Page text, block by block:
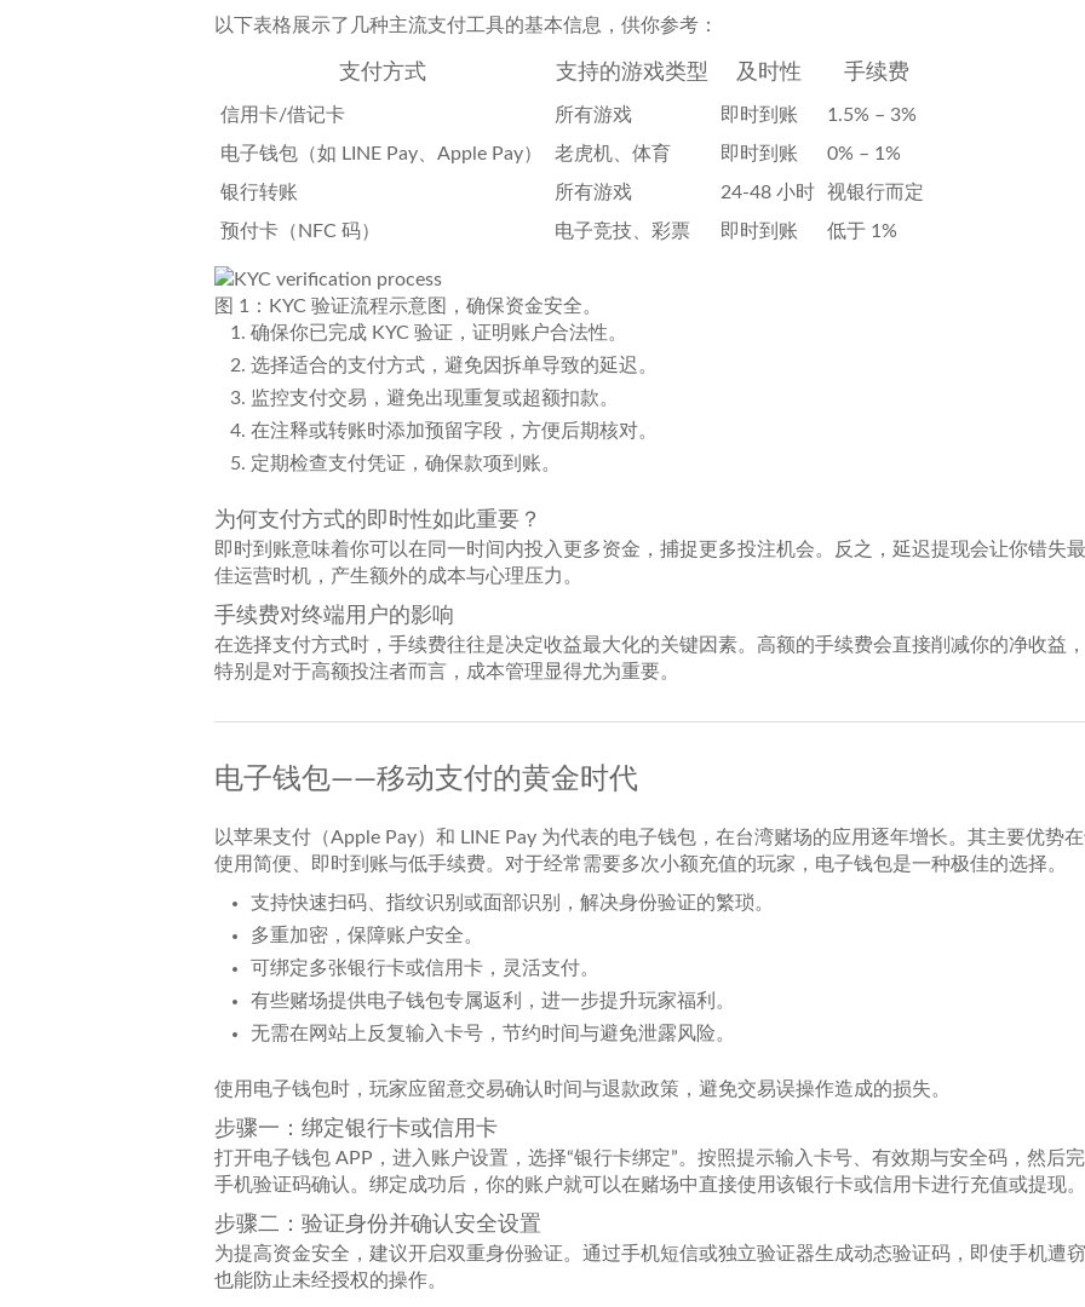
以下表格展示了几种主流支付工具的基本信息，供你参考：
支付方式 支持的游戏类型 及时性 手续费
信用卡/借记卡 所有游戏 即时到账
1.5% – 3%
电子钱包（如 LINE Pay、Apple Pay）
老虎机、体育 即时到账
0% – 1%
银行转账
所有游戏 24-48 小时
视银行而定
预付卡（NFC 码）
电子竞技、彩票 即时到账 低于 1%
图 1：KYC 验证流程示意图，确保资金安全。
确保你已完成 KYC 验证，证明账户合法性。
选择适合的支付方式，避免因拆单导致的延迟。
监控支付交易，避免出现重复或超额扣款。
在注释或转账时添加预留字段，方便后期核对。
定期检查支付凭证，确保款项到账。
为何支付方式的即时性如此重要？
即时到账意味着你可以在同一时间内投入更多资金，捕捉更多投注机会。反之，延迟提现会让你错失最
佳运营时机，产生额外的成本与心理压力。
手续费对终端用户的影响
在选择支付方式时，手续费往往是决定收益最大化的关键因素。高额的手续费会直接削减你的净收益，
特别是对于高额投注者而言，成本管理显得尤为重要。
电子钱包——移动支付的黄金时代
以苹果支付（Apple Pay）和 LINE Pay 为代表的电子钱包，在台湾赌场的应用逐年增长。其主要优势
使用简便、即时到账与低手续费。对于经常需要多次小额充值的玩家，电子钱包是一种极佳的选择。
支持快速扫码、指纹识别或面部识别，解决身份验证的繁琐。
多重加密，保障账户安全。
可绑定多张银行卡或信用卡，灵活支付。
有些赌场提供电子钱包专属返利，进一步提升玩家福利。
无需在网站上反复输入卡号，节约时间与避免泄露风险。
使用电子钱包时，玩家应留意交易确认时间与退款政策，避免交易误操作造成的损失。
步骤一：绑定银行卡或信用卡
打开电子钱包 APP，进入账户设置，选择“银行卡绑定”。按照提示输入卡号、有效期与安全码，然后
手机验证码确认。绑定成功后，你的账户就可以在赌场中直接使用该银行卡或信用卡进行充值或提现。
步骤二：验证身份并确认安全设置
为提高资金安全，建议开启双重身份验证。通过手机短信或独立验证器生成动态验证码，即使手机遭窃
也能防止未经授权的操作。